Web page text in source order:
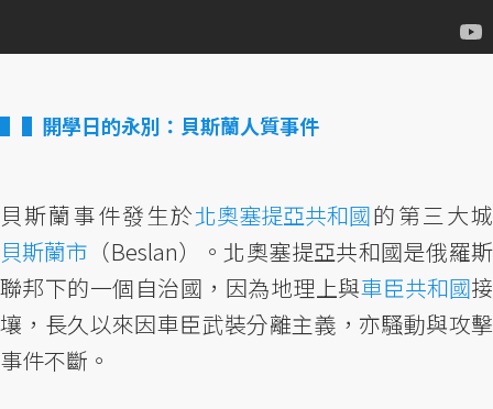
▌開學日的永別：貝斯蘭人質事件
貝斯蘭事件發生於北奧塞提亞共和國的第三大城
貝斯蘭市 （Beslan）。北奧塞提亞共和國是俄羅斯
聯邦下的一個自治國，因為地理上與車臣共和國接
壤，長久以來因車臣武裝分離主義，亦騷動與攻擊
事件不斷。